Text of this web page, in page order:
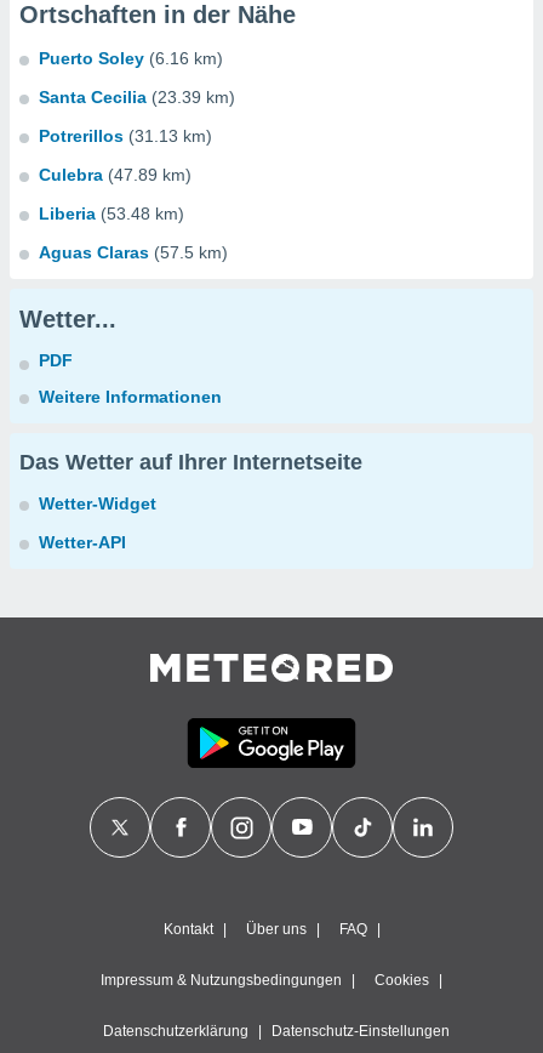
Ortschaften in der Nähe
Puerto Soley (6.16 km)
Santa Cecilia (23.39 km)
Potrerillos (31.13 km)
Culebra (47.89 km)
Liberia (53.48 km)
Aguas Claras (57.5 km)
Wetter...
PDF
Weitere Informationen
Das Wetter auf Ihrer Internetseite
Wetter-Widget
Wetter-API
Kontakt Über uns FAQ
Impressum & Nutzungsbedingungen Cookies
Datenschutzerklärung Datenschutz-Einstellungen